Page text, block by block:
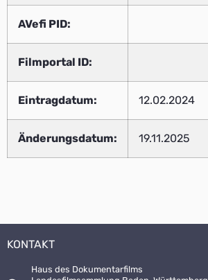
AVefi PID:
Filmportal ID:
Eintragdatum: 12.02.2024
Änderungsdatum: 19.11.2025
KONTAKT
Haus des Dokumentarfilms